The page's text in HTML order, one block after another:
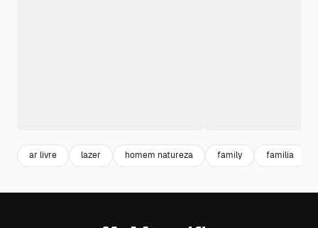
ar livre lazer homem natureza family familia